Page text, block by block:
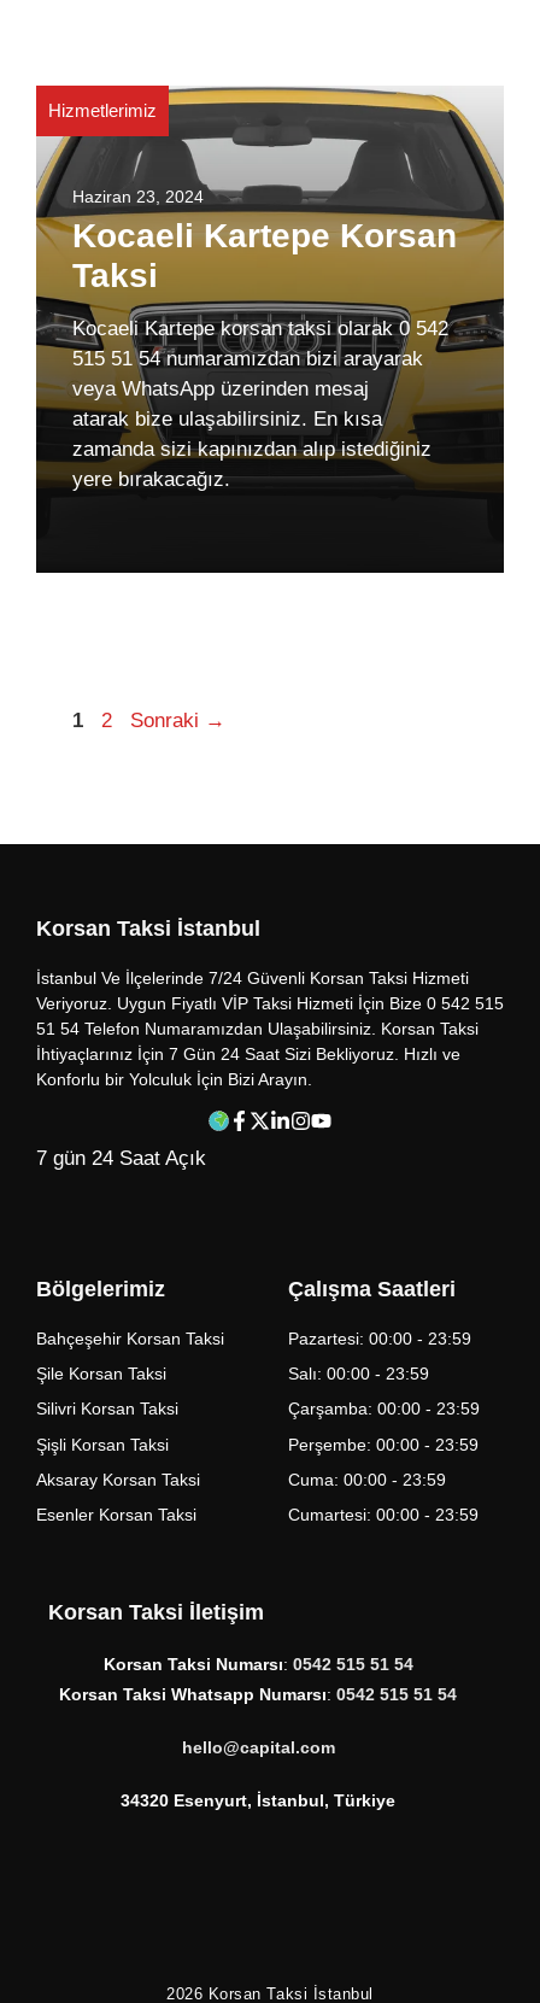
Hizmetlerimiz
Haziran 23, 2024
Kocaeli Kartepe Korsan
Taksi
Kocaeli Kartepe korsan taksi olarak 0 542
515 51 54 numaramızdan bizi arayarak
veya WhatsApp üzerinden mesaj
atarak bize ulaşabilirsiniz. En kısa
zamanda sizi kapınızdan alıp istediğiniz
yere bırakacağız.
Sayfa
1 Sayfa
2 Sonraki →
Korsan Taksi İstanbul
İstanbul Ve İlçelerinde 7/24 Güvenli Korsan Taksi Hizmeti
Veriyoruz. Uygun Fiyatlı VİP Taksi Hizmeti İçin Bize 0 542 515
51 54 Telefon Numaramızdan Ulaşabilirsiniz. Korsan Taksi
İhtiyaçlarınız İçin 7 Gün 24 Saat Sizi Bekliyoruz. Hızlı ve
Konforlu bir Yolculuk İçin Bizi Arayın.
7 gün 24 Saat Açık
Bölgelerimiz
Bahçeşehir Korsan Taksi
Şile Korsan Taksi
Silivri Korsan Taksi
Şişli Korsan Taksi
Aksaray Korsan Taksi
Esenler Korsan Taksi
Çalışma Saatleri
Pazartesi: 00:00 - 23:59
Salı: 00:00 - 23:59
Çarşamba: 00:00 - 23:59
Perşembe: 00:00 - 23:59
Cuma: 00:00 - 23:59
Cumartesi: 00:00 - 23:59
Korsan Taksi İletişim
Korsan Taksi Numarsı: 0542 515 51 54
Korsan Taksi Whatsapp Numarsı: 0542 515 51 54
hello@capital.com
34320 Esenyurt, İstanbul, Türkiye
2026 Korsan Taksi İstanbul